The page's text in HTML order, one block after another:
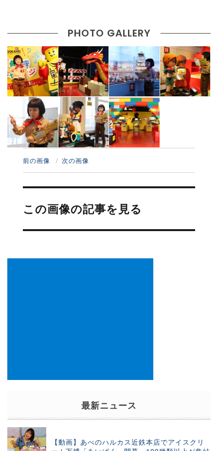
PHOTO GALLERY
前の画像 次の画像
投
ナ
ビ
ー
この画像の記事を見る
最新ニュース
【動画】あべのハルカス近鉄本店でアイスクリ